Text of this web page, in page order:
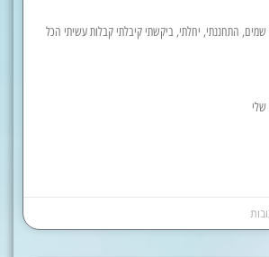
התחננתי, יחלתי, ביקשתי קיבלתי קבלות עשיתי הכל